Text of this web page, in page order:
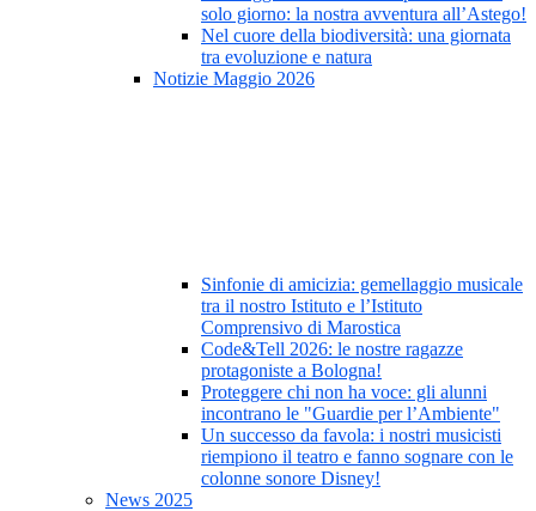
solo giorno: la nostra avventura all’Astego!
Nel cuore della biodiversità: una giornata
tra evoluzione e natura
Notizie Maggio 2026
Sinfonie di amicizia: gemellaggio musicale
tra il nostro Istituto e l’Istituto
Comprensivo di Marostica
Code&Tell 2026: le nostre ragazze
protagoniste a Bologna!
Proteggere chi non ha voce: gli alunni
incontrano le "Guardie per l’Ambiente"
Un successo da favola: i nostri musicisti
riempiono il teatro e fanno sognare con le
colonne sonore Disney!
News 2025